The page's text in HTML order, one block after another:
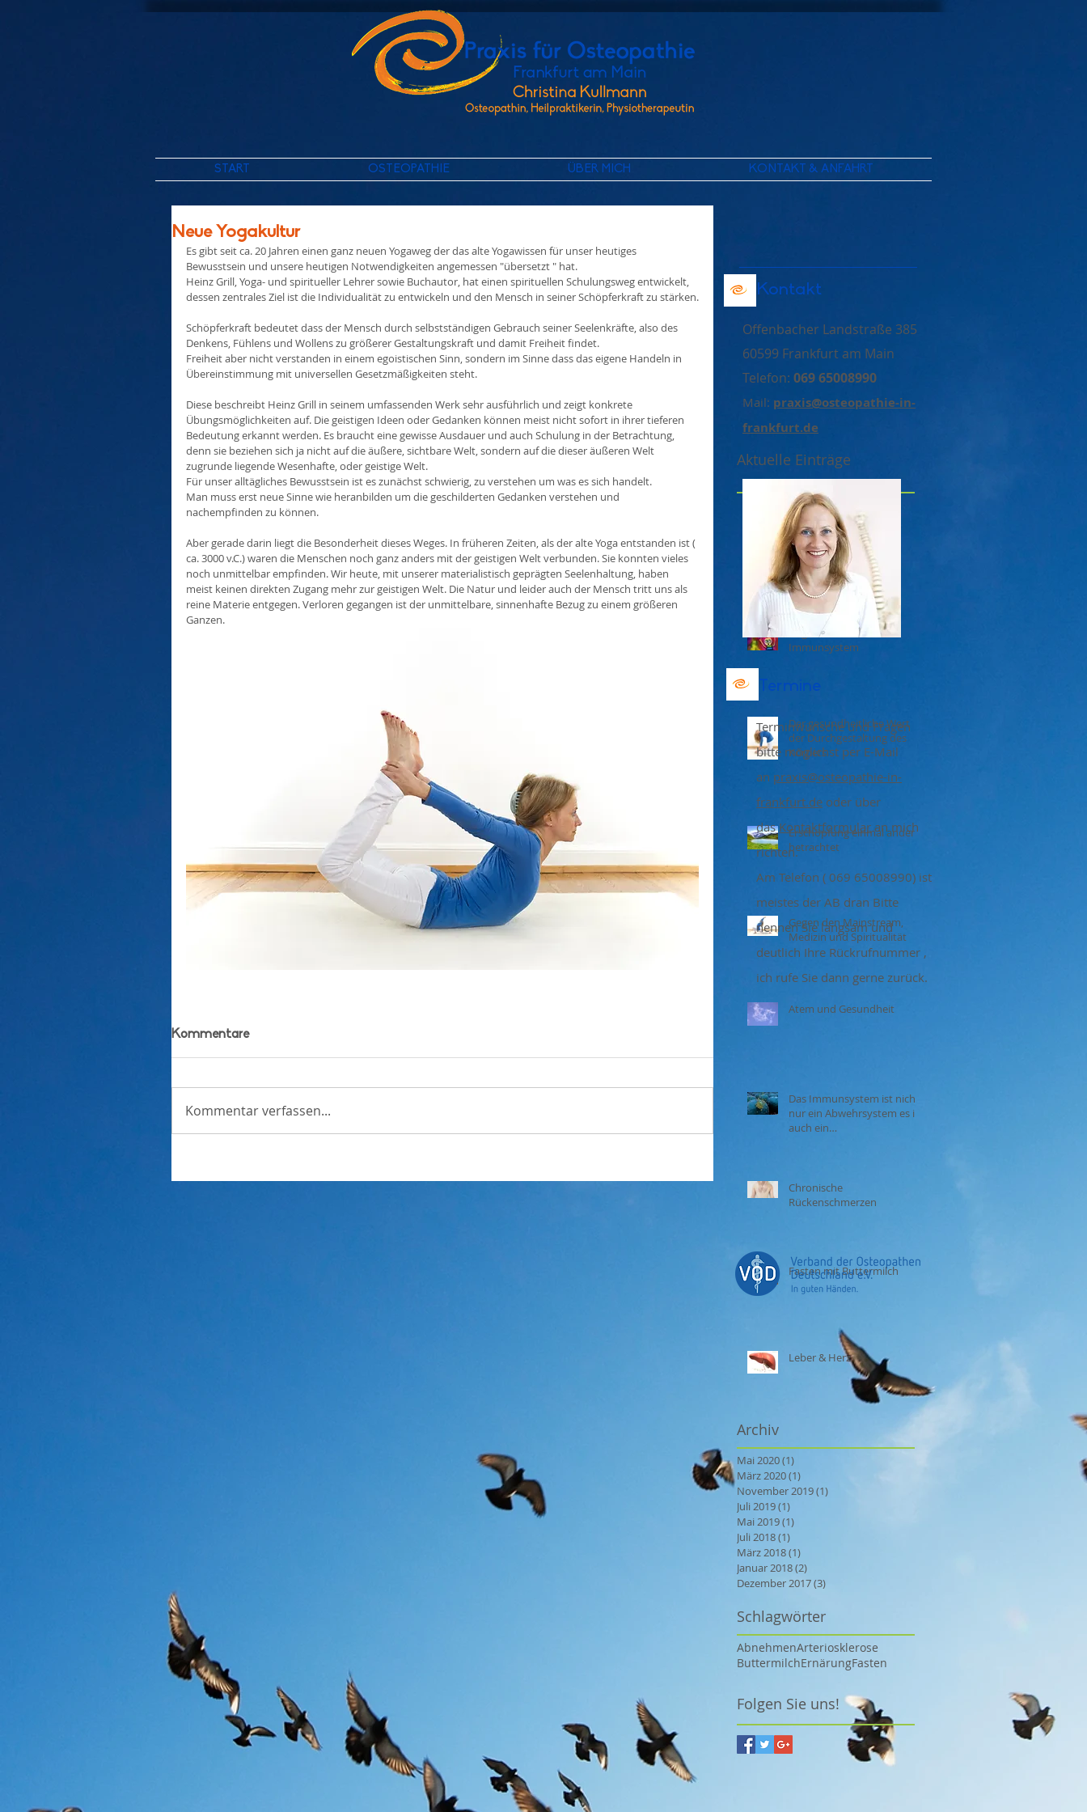
START OSTEOPATHIE ÜBER MICH KONTAKT & ANFAHRT
Neue Yogakultur
Es gibt seit ca. 20 Jahren einen ganz neuen Yogaweg der das alte Yogawissen für unser heutiges
Bewusstsein und unsere heutigen Notwendigkeiten angemessen "übersetzt " hat.
Heinz Grill, Yoga- und spiritueller Lehrer sowie Buchautor, hat einen spirituellen Schulungsweg entwickelt,
dessen zentrales Ziel ist die Individualität zu entwickeln und den Mensch in seiner Schöpferkraft zu stärken.
Schöpferkraft bedeutet dass der Mensch durch selbstständigen Gebrauch seiner Seelenkräfte, also des
Denkens, Fühlens und Wollens zu größerer Gestaltungskraft und damit Freiheit findet.
Freiheit aber nicht verstanden in einem egoistischen Sinn, sondern im Sinne dass das eigene Handeln in
Übereinstimmung mit universellen Gesetzmäßigkeiten steht.
Diese beschreibt Heinz Grill in seinem umfassenden Werk sehr ausführlich und zeigt konkrete
Übungsmöglichkeiten auf. Die geistigen Ideen oder Gedanken können meist nicht sofort in ihrer tieferen
Bedeutung erkannt werden. Es braucht eine gewisse Ausdauer und auch Schulung in der Betrachtung,
denn sie beziehen sich ja nicht auf die äußere, sichtbare Welt, sondern auf die dieser äußeren Welt
zugrunde liegende Wesenhafte, oder geistige Welt.
Für unser alltägliches Bewusstsein ist es zunächst schwierig, zu verstehen um was es sich handelt.
Man muss erst neue Sinne wie heranbilden um die geschilderten Gedanken verstehen und
nachempfinden zu können.
Aber gerade darin liegt die Besonderheit dieses Weges. In früheren Zeiten, als der alte Yoga entstanden ist (
ca. 3000 v.C.) waren die Menschen noch ganz anders mit der geistigen Welt verbunden. Sie konnten vieles
noch unmittelbar empfinden. Wir heute, mit unserer materialistisch geprägten Seelenhaltung, haben
meist keinen direkten Zugang mehr zur geistigen Welt. Die Natur und leider auch der Mensch tritt uns als
reine Materie entgegen. Verloren gegangen ist der unmittelbare, sinnenhafte Bezug zu einem größeren
Ganzen.
Kommentare
Kommentar verfassen...
Aktuelle Einträge
Krankheit als möglicher
Umkehrpunkt, als
körperlich gewordene
Notwendigkeit der
Entwicklung
Angst lähmt das
Immunsystem
Der gesundheitliche Wert
der Durchgestaltung des
Körpers
Erschöpfung einmal anders
betrachtet
Gegen den Mainstream,
Medizin und Spiritualität
Atem und Gesundheit
Das Immunsystem ist nicht
nur ein Abwehrsystem es ist
auch ein
Chronische
Rückenschmerzen
Fasten mit Buttermilch
Leber & Herz
Archiv
Mai 2020(1)
März 2020(1)
November 2019(1)
Juli 2019(1)
Mai 2019(1)
Juli 2018(1)
März 2018(1)
Januar 2018(2)
Dezember 2017(3)
Schlagwörter
AbnehmenArteriosklerose
ButtermilchErnärungFasten
Folgen Sie uns!
Kontakt
Offenbacher Landstraße 385
60599 Frankfurt am Main
Telefon: 069 65008990
Mail: praxis@osteopathie-in-
frankfurt.de
Termine
Terminwünsche und Fragen
bitte möglichst per E-Mail
an praxis@osteopathie-in-
frankfurt.de oder über
dasKontaktformularan mich
richten.
Am Telefon ( 069 65008990) ist
meistes der AB dran Bitte
nennen Sie langsam und
deutlich Ihre Rückrufnummer ,
ich rufe Sie dann gerne zurück.